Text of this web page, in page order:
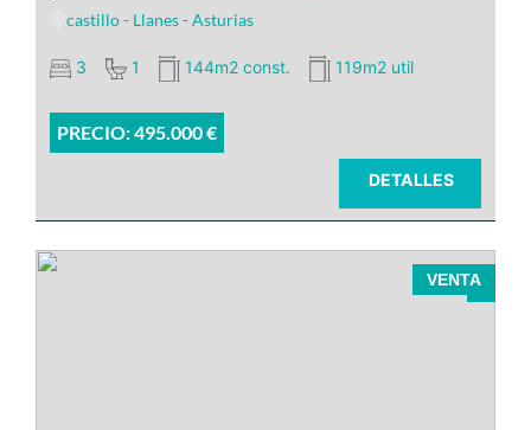
castillo - Llanes - Asturias
3 1 144m2 const. 119m2 util
PRECIO: 495.000 €
DETALLES
VENTA